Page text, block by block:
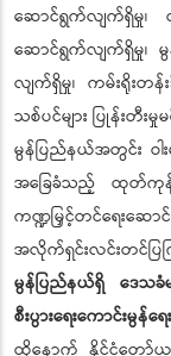
ဆောင်ရွက်လျက်ရှိမှု၊
ဆောင်ရွက်လျက်ရှိမှု၊
လျက်ရှိမှု၊ ကမ်းရိုးတန်း
သစ်ပင်များ ပြုန်းတီး
မွန်ပြည်နယ်အတွင်း ဝါ
အခြေခံသည့် ထုတ်ကုန်မ
ကဏ္ဍမြှင့်တင်ရေးဆ
အလိုက်ရှင်းလင်းတင်ပြ
မွန်ပြည်နယ်ရှိ ဒေသခံ
စီးပွားရေးကောင်းမွန်
ထို့နောက် နိုင်ငံတော်ယ